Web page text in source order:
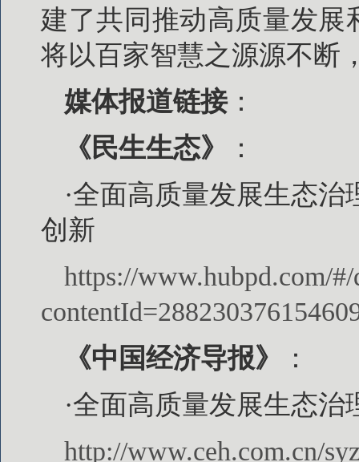
建了共同推动高质量发
将以百家智慧之源源不断
媒体报道链接：
《民生生态》
：
·全面高质量发展生态
创新
https://www.hubpd.com/#/
《中国经济导报》
：
·全面高质量发展生态治
http://www.ceh.com.cn/